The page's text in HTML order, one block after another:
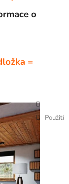
o
=
Použití